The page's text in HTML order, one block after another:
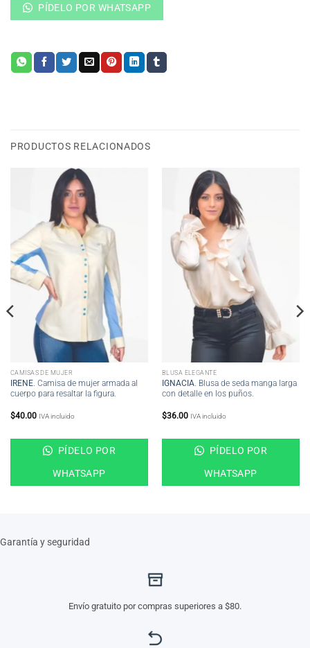
PÍDELO POR WHATSAPP
PRODUCTOS RELACIONADOS
CAMISAS DE MUJER
IRENE. Camisa de mujer armada al
cuerpo para resaltar la figura.
$40.00 IVA incluido
PÍDELO POR
WHATSAPP
BLUSA ELEGANTE
IGNACIA. Blusa de seda manga larga
con detalle en los puños.
$36.00 IVA incluido
PÍDELO POR
WHATSAPP
Garantía y seguridad
Envío gratuito por compras superiores a $80.